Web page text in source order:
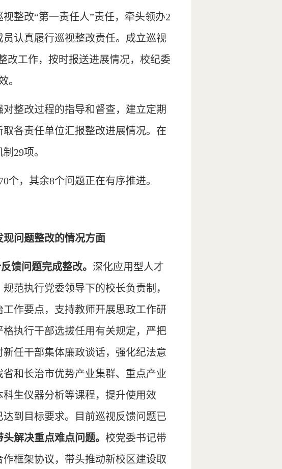
整改“第一责任人”责任，牵头领办2
认真履行巡视整改责任。成立巡视
改工作，按时报送进展情况，校纪委
。
整改过程的指导和督查，建立定期
各责任单位汇报整改进展情况。在
29项。
个，其余8个问题正在有序推进。
现问题整改的情况方面
馈问题完成整改。 深化应用型人才
范执行党委领导下的校长负责制，
作要点，支持教师开展思政工作研
执行干部选拔任用有关规定，严把
任干部集体廉政谈话，强化纪法意
和长治市优势产业集群、重点产业
生仪器分析等课程，提升使用效
到目标要求。目前巡视反馈问题已
头解决重点难点问题。校党委书记带
框架协议，带头推动新校区建设取